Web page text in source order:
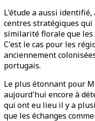
L'étude a aussi
centres stratégiques
similarité florale que les
C'est le cas pour les
anciennement
portugais.
Le plus étonnant pour
aujourd'hui encore à
qui ont eu lieu il y a
que les échanges